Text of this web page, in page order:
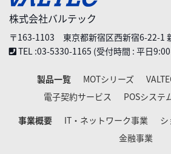
株式会社バルテック
〒163-1103 東京都新宿区西新宿6-22-1
TEL :03-5330-1165 (受付時間 : 平日
製品一覧 MOTシリーズ
電子契約サービス
POSシステ
事業概要
IT・ネットワーク事業
金融事業